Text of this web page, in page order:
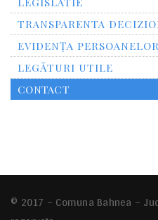
TRANSPARENTA
EVIDENȚA PERSOANELOR
LEGĂTURI UTILE
CONTACT
© 2017 – Comuna Bahnea –